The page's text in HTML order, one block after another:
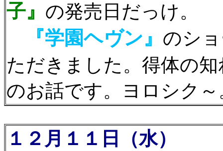
子』 の発売日だっけ。
『学園ヘヴン』 のシ
ただきました。得体の
のお話です。ヨロシク
１２月１１日（水）